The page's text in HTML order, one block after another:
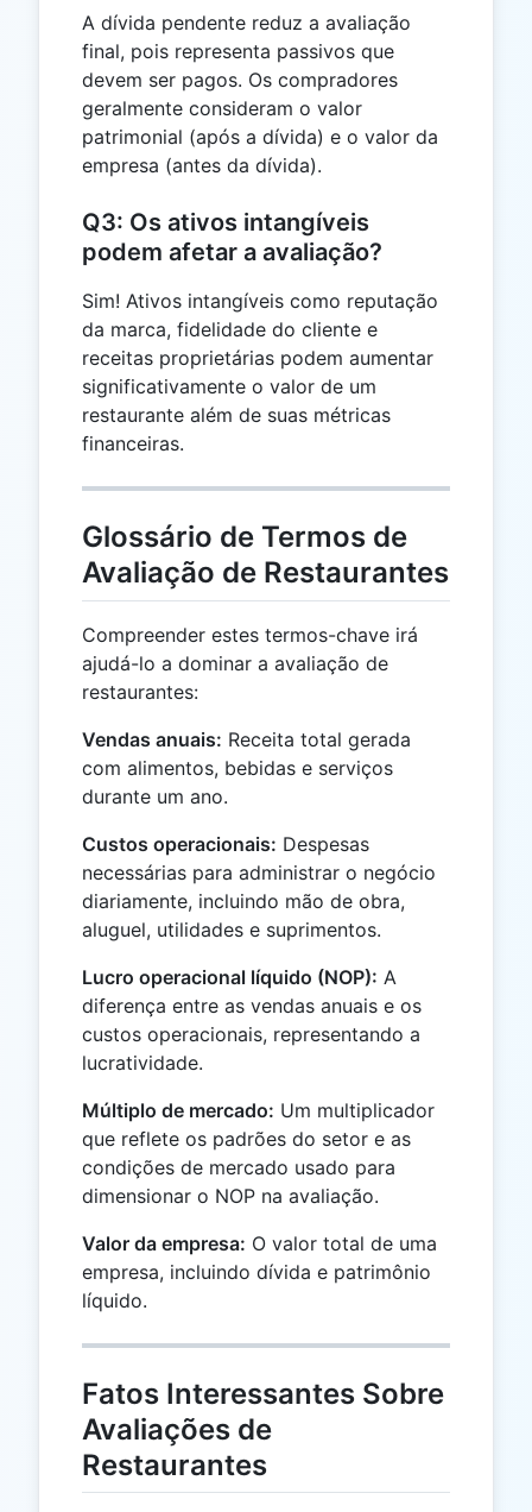
A dívida pendente reduz a avaliação
final, pois representa passivos que
devem ser pagos. Os compradores
geralmente consideram o valor
patrimonial (após a dívida) e o valor da
empresa (antes da dívida).
Q3: Os ativos intangíveis
podem afetar a avaliação?
Sim! Ativos intangíveis como reputação
da marca, fidelidade do cliente e
receitas proprietárias podem aumentar
significativamente o valor de um
restaurante além de suas métricas
financeiras.
Glossário de Termos de
Avaliação de Restaurantes
Compreender estes termos-chave irá
ajudá-lo a dominar a avaliação de
restaurantes:
Vendas anuais: Receita total gerada
com alimentos, bebidas e serviços
durante um ano.
Custos operacionais: Despesas
necessárias para administrar o negócio
diariamente, incluindo mão de obra,
aluguel, utilidades e suprimentos.
Lucro operacional líquido (NOP): A
diferença entre as vendas anuais e os
custos operacionais, representando a
lucratividade.
Múltiplo de mercado: Um multiplicador
que reflete os padrões do setor e as
condições de mercado usado para
dimensionar o NOP na avaliação.
Valor da empresa: O valor total de uma
empresa, incluindo dívida e patrimônio
líquido.
Fatos Interessantes Sobre
Avaliações de
Restaurantes